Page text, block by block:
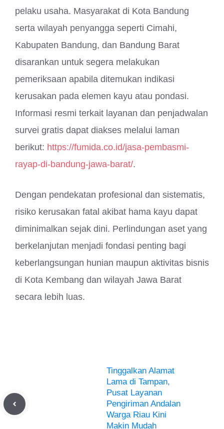
pelaku usaha. Masyarakat di Kota Bandung
serta wilayah penyangga seperti Cimahi,
Kabupaten Bandung, dan Bandung Barat
disarankan untuk segera melakukan
pemeriksaan apabila ditemukan indikasi
kerusakan pada elemen kayu atau pondasi.
Informasi resmi terkait layanan dan penjadwalan
survei gratis dapat diakses melalui laman
berikut: https://fumida.co.id/jasa-pembasmi-
rayap-di-bandung-jawa-barat/.
Dengan pendekatan profesional dan sistematis,
risiko kerusakan fatal akibat hama kayu dapat
diminimalkan sejak dini. Perlindungan aset yang
berkelanjutan menjadi fondasi penting bagi
keberlangsungan hunian maupun aktivitas bisnis
di Kota Kembang dan wilayah Jawa Barat
secara lebih luas.
Tinggalkan Alamat
Lama di Tampan,
Pusat Layanan
Pengiriman Andalan
Warga Riau Kini
Makin Mudah